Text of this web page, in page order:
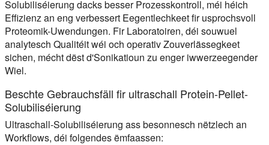
Solubiliséierung dacks besser Prozesskontroll, méi héich
Effizienz an eng verbessert Eegentlechkeet fir usprochsvoll
Proteomik-Uwendungen. Fir Laboratoiren, déi souwuel
analytesch Qualitéit wéi och operativ Zouverlässegkeet
sichen, mécht dëst d'Sonikatioun zu enger iwwerzeegender
Wiel.
Beschte Gebrauchsfäll fir ultraschall Protein-Pellet-
Solubiliséierung
Ultraschall-Solubiliséierung ass besonnesch nëtzlech an
Workflows, déi folgendes ëmfaassen: